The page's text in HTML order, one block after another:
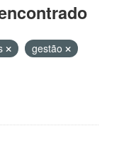
gestão